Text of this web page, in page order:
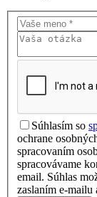
Súhlasím so
ochrane
spracovaním
spracovávame
email. Súhlas
zaslaním e-mailu